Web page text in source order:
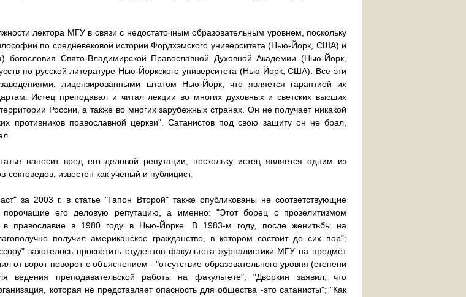
лектора МГУ в связи с недостаточным образовательным уровнем, поскольку
по средневековой истории Фордхэмского университета (Нью-Йорк, США) и
богословия Свято-Владимирской Православной Духовной Академии (Нью-Йорк,
по русской литературе Нью-Йоркского университета (Нью-Йорк, США). Все эти
лицензированными штатом Нью-Йорк, что является гарантией их
Истец преподавал и читал лекции во многих духовных и светских высших
России, а также во многих зарубежных странах. Он не получает никакой
противников православной церкви". Сатанистов под свою защиту он не брал,
наносит вред его деловой репутации, поскольку истец является одним из
сектоведов, известен как ученый и публицист.
за 2003 г. в статье "Гапон Второй" также опубликованы не соответствующие
порочащие его деловую репутацию, а именно: "Этот борец с прозелитизмом
в православие в 1980 году в Нью-Йорке. В 1983-м году, после женитьбы на
получил американское гражданство, в котором состоит до сих пор";
захотелось просветить студентов факультета журналистики МГУ на предмет
от ворот-поворот с объяснением - "отсутствие образовательного уровня (степени
ведения преподавательской работы на факультете"; "Дворкин заявил, что
которая не представляет опасность для общества -это сатанисты"; "Как